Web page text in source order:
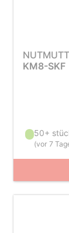
KM8-SKF
50+
(vor 7